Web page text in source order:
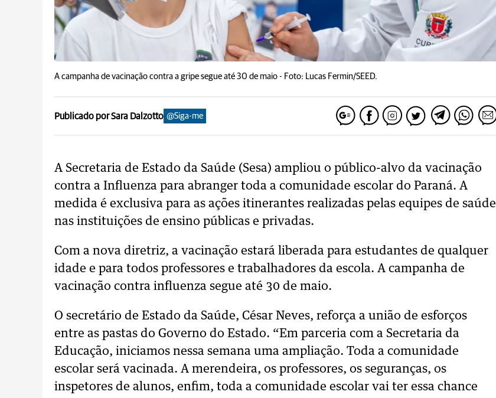
A campanha de vacinação contra a gripe segue até 30 de maio - Foto: Lucas Fermin/SEED.
Publicado por Sara Dalzotto @Siga-me
A Secretaria de Estado da Saúde (Sesa) ampliou o público-alvo da vacinação
contra a Influenza para abranger toda a comunidade escolar do Paraná. A
medida é exclusiva para as ações itinerantes realizadas pelas equipes de saúde
nas instituições de ensino públicas e privadas.
Com a nova diretriz, a vacinação estará liberada para estudantes de qualquer
idade e para todos professores e trabalhadores da escola. A campanha de
vacinação contra influenza segue até 30 de maio.
O secretário de Estado da Saúde, César Neves, reforça a união de esforços
entre as pastas do Governo do Estado. “Em parceria com a Secretaria da
Educação, iniciamos nessa semana uma ampliação. Toda a comunidade
escolar será vacinada. A merendeira, os professores, os seguranças, os
inspetores de alunos, enfim, toda a comunidade escolar vai ter essa chance